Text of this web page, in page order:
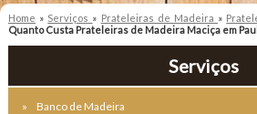
Home » Serviços » Prateleiras de Madeira »
Quanto Custa Prateleiras de Madeira Maciça em
Serviços
Banco de Madeira